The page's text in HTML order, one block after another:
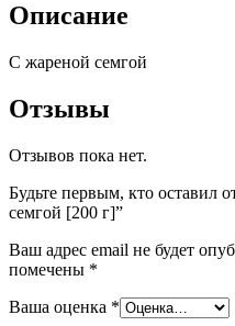
Описание
С жареной семгой
Отзывы
Отзывов пока нет.
Будьте первым, кто оставил
семгой [200 г]”
Ваш адрес email не будет
помечены *
Ваша оценка *